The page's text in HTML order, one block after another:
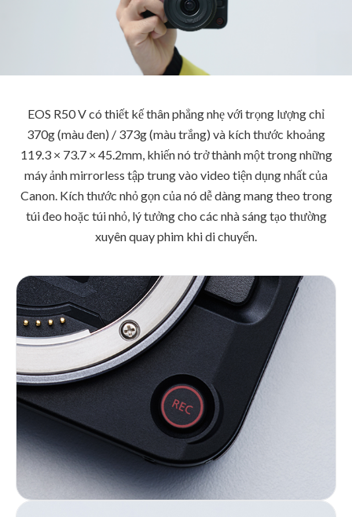
EOS R50 V có thiết kế thân phẳng nhẹ với trọng lượng chỉ
370g (màu đen) / 373g (màu trắng) và kích thước khoảng
119.3 × 73.7 × 45.2mm, khiến nó trở thành một trong những
máy ảnh mirrorless tập trung vào video tiện dụng nhất của
Canon. Kích thước nhỏ gọn của nó dễ dàng mang theo trong
túi đeo hoặc túi nhỏ, lý tưởng cho các nhà sáng tạo thường
xuyên quay phim khi di chuyển.